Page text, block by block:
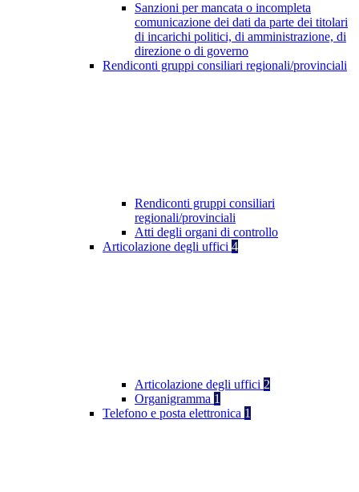
Sanzioni per mancata o incompleta
comunicazione dei dati da parte dei titolari
di incarichi politici, di amministrazione, di
direzione o di governo
Rendiconti gruppi consiliari regionali/provinciali
Rendiconti gruppi consiliari
regionali/provinciali
Atti degli organi di controllo
Articolazione degli uffici 4
Articolazione degli uffici 2
Organigramma 1
Telefono e posta elettronica 1